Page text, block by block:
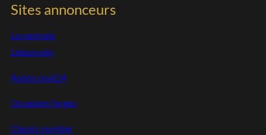
Sites annonceurs
La centrale
Leboncoin
Autos cout24
Occasion l’argus
Classic number